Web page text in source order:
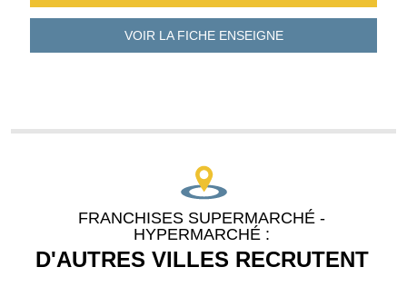
VOIR LA FICHEENSEIGNE
FRANCHISES SUPERMARCHÉ -
HYPERMARCHÉ :
D'AUTRES VILLES RECRUTENT